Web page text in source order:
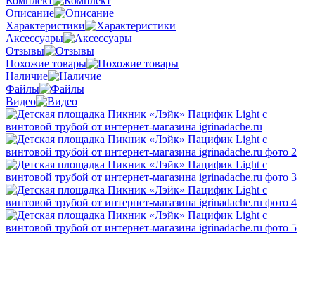
Описание
Характеристики
Аксессуары
Отзывы
Похожие товары
Наличие
Файлы
Видео